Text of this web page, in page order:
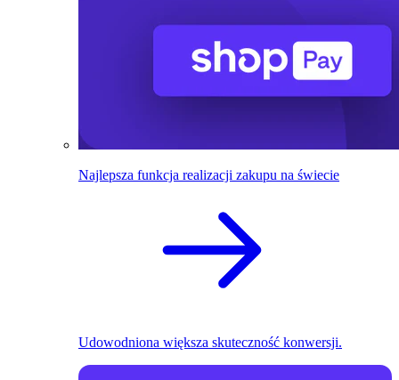
Najlepsza funkcja realizacji zakupu na świecie
Udowodniona większa skuteczność konwersji.